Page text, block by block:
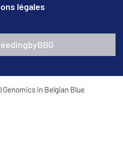
légales
| Genomics in Belgian Blue